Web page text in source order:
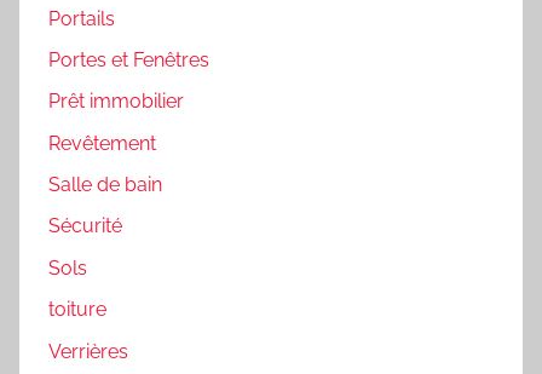
Portails
Portes et Fenêtres
Prêt immobilier
Revêtement
Salle de bain
Sécurité
Sols
toiture
Verrières